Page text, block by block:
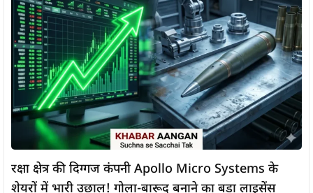
रक्षा क्षेत्र की दिग्गज कंपनी Apollo Micro Systems के
शेयरों में भारी उछाल! गोला-बारूद बनाने का बड़ा लाइसेंस